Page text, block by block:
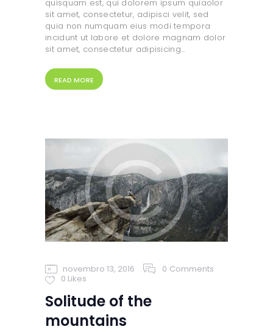
quisquam est, qui dolorem ipsum quiaolor
sit amet, consectetur, adipisci velit, sed
quia non numquam eius modi tempora
incidunt ut labore et dolore magnam dolor
sit amet, consectetur adipisicing…
READ MORE
novembro 13, 2016 0 Comments
0 Likes
Solitude of the
mountains